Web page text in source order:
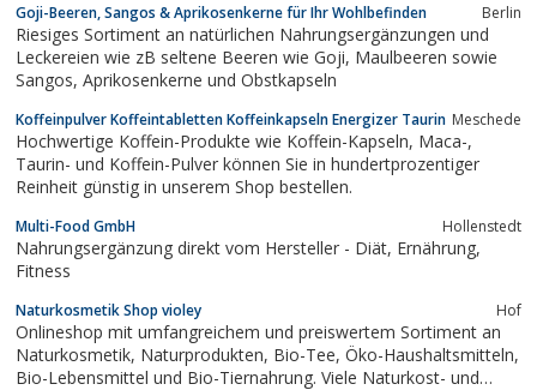
Goji-Beeren, Sangos & Aprikosenkerne für Ihr Wohlbefinden Berlin
Riesiges Sortiment an natürlichen Nahrungsergänzungen und
Leckereien wie zB seltene Beeren wie Goji, Maulbeeren sowie
Sangos, Aprikosenkerne und Obstkapseln
Koffeinpulver Koffeintabletten Koffeinkapseln Energizer Taurin Meschede
Hochwertige Koffein-Produkte wie Koffein-Kapseln, Maca-,
Taurin- und Koffein-Pulver können Sie in hundertprozentiger
Reinheit günstig in unserem Shop bestellen.
Multi-Food GmbH Hollenstedt
Nahrungsergänzung direkt vom Hersteller - Diät, Ernährung,
Fitness
Naturkosmetik Shop violey Hof
Onlineshop mit umfangreichem und preiswertem Sortiment an
Naturkosmetik, Naturprodukten, Bio-Tee, Öko-Haushaltsmitteln,
Bio-Lebensmittel und Bio-Tiernahrung. Viele Naturkost- und